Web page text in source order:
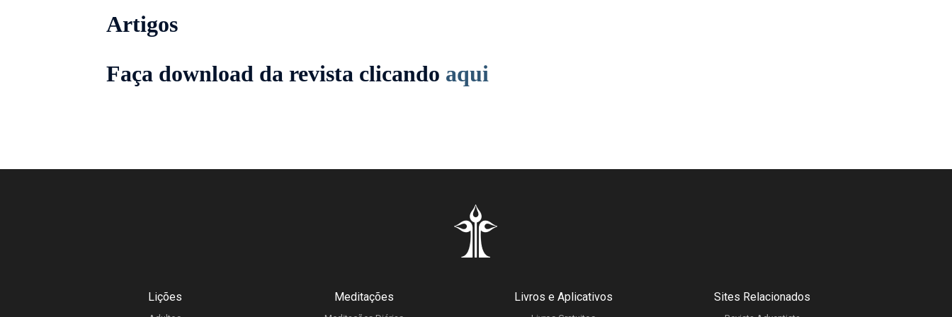
Nov-Dez 1967
Artigos
Faça download da revista clicando aqui
Lições Meditações Livros e Aplicativos Sites Relacionados